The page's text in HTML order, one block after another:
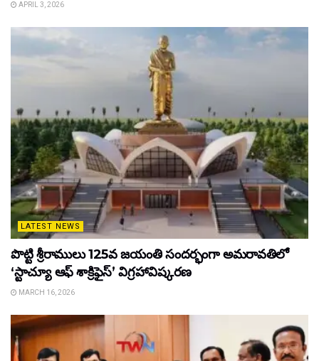
APRIL 3, 2026
LATEST NEWS
పొట్టి శ్రీరాములు 125వ జయంతి సందర్భంగా అమరావతిలో
‘స్టాచ్యూ ఆఫ్ శాక్రిఫైస్’ విగ్రహావిష్కరణ
MARCH 16, 2026